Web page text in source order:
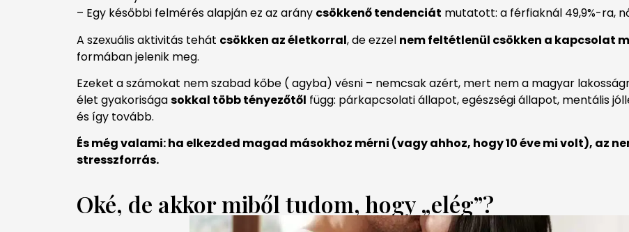
– Egy későbbi felmérés alapján ez az arány csökkenő tendenciát mutatott: a férfiaknál 49,9%-ra,
A szexuális aktivitás tehát csökken az életkorral, de ezzel nem feltétlenül csökken a kapcsolat
formában jelenik meg.
Ezeket a számokat nem szabad kőbe ( agyba) vésni – nemcsak azért, mert nem a magyar
élet gyakoriságasokkal több tényezőtől függ: párkapcsolati állapot, egészségi állapot, mentális
és így tovább.
És még valami: ha elkezded magad másokhoz mérni (vagy ahhoz, hogy 10 éve mi volt), az
stresszforrás.
Oké, de akkor miből tudom, hogy „elég”?